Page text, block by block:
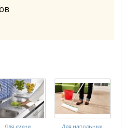
Для кухни
Для напольных